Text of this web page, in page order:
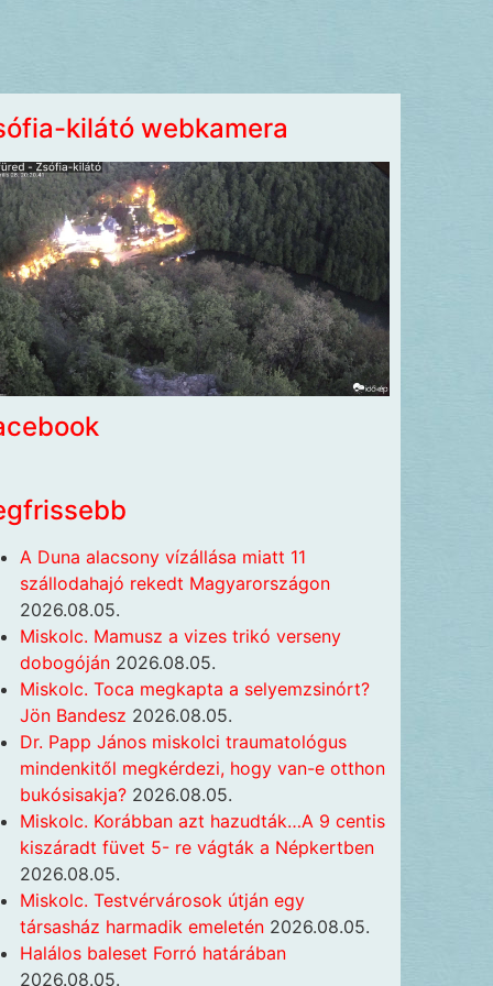
kilátó webkamera
A Duna alacsony vízállása miatt 11
szállodahajó rekedt Magyarországon
2026.08.05.
Miskolc. Mamusz a vizes trikó verseny
dobogóján 2026.08.05.
Miskolc. Toca megkapta a selyemzsinórt?
Jön Bandesz 2026.08.05.
Dr. Papp János miskolci traumatológus
mindenkitől megkérdezi, hogy van-e otthon
bukósisakja? 2026.08.05.
Miskolc. Korábban azt hazudták…A 9 centis
kiszáradt füvet 5- re vágták a Népkertben
2026.08.05.
Miskolc. Testvérvárosok útján egy
társasház harmadik emeletén 2026.08.05.
Halálos baleset Forró határában
2026.08.05.